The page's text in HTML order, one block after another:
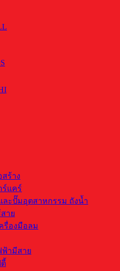
สร้าง
ร์แคร์
ะปั๊มอุตสาหกรรม ถังน้ำ
าย
รื่องมือลม
ฟ้ามีสาย